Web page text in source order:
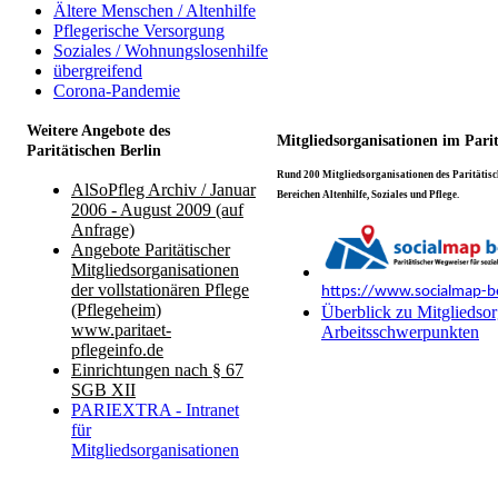
Ältere Menschen / Altenhilfe
Pflegerische Versorgung
Soziales / Wohnungslosenhilfe
übergreifend
Corona-Pandemie
Weitere Angebote des
Paritätischen Berlin
Mitgliedsorganisationen im
AlSoPfleg Archiv / Januar
2006 - August 2009 (auf
Anfrage)
Angebote Paritätischer
Mitgliedsorganisationen
der vollstationären Pflege
(Pflegeheim)
www.paritaet-
pflegeinfo.de
Einrichtungen nach § 67
SGB XII
PARIEXTRA - Intranet
für
Mitgliedsorganisationen
Rund 200 Mitgliedsorganisationen des
Bereichen Altenhilfe, Soziales und Pflege.
https://www.socialmap-
Überblick zu
Arbeitsschwerpunkten